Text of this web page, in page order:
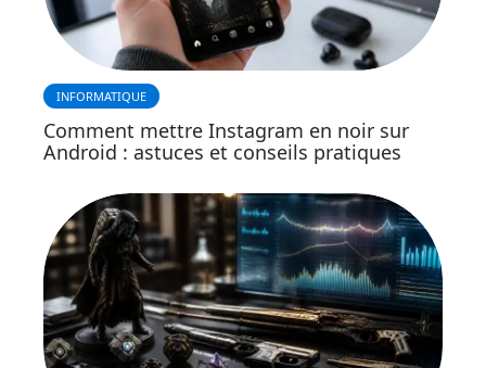
INFORMATIQUE
Comment mettre Instagram en noir sur
Android : astuces et conseils pratiques